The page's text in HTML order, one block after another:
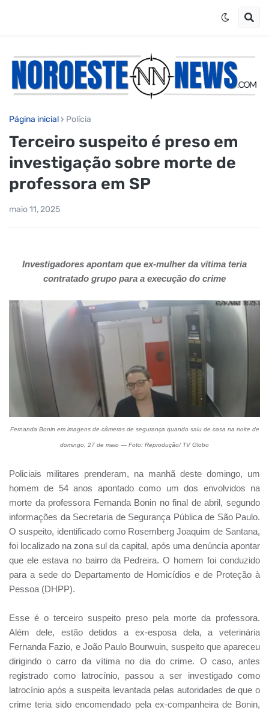
Página inicial Polícia
Terceiro suspeito é preso em
investigação sobre morte de
professora em SP
maio 11, 2025
Investigadores apontam que ex-mulher da vítima teria
contratado grupo para a execução do crime
Fernanda Bonin em imagens de câmeras de segurança quando saiu de casa na noite de
domingo, 27 de maio — Foto: Reprodução/ TV Globo
Policiais militares prenderam, na manhã deste domingo, um
homem de 54 anos apontado como um dos envolvidos na
morte da professora Fernanda Bonin no final de abril, segundo
informações da Secretaria de Segurança Pública de São Paulo.
O suspeito, identificado como Rosemberg Joaquim de Santana,
foi localizado na zona sul da capital, após uma denúncia apontar
que ele estava no bairro da Pedreira. O homem foi conduzido
para a sede do Departamento de Homicídios e de Proteção à
Pessoa (DHPP).
Esse é o terceiro suspeito preso pela morte da professora.
Além dele, estão detidos a ex-esposa dela, a veterinária
Fernanda Fazio, e João Paulo Bourwuin, suspeito que apareceu
dirigindo o carro da vítima no dia do crime. O caso, antes
registrado como latrocínio, passou a ser investigado como
latrocínio após a suspeita levantada pelas autoridades de que o
crime teria sido encomendado pela ex-companheira de Bonin,